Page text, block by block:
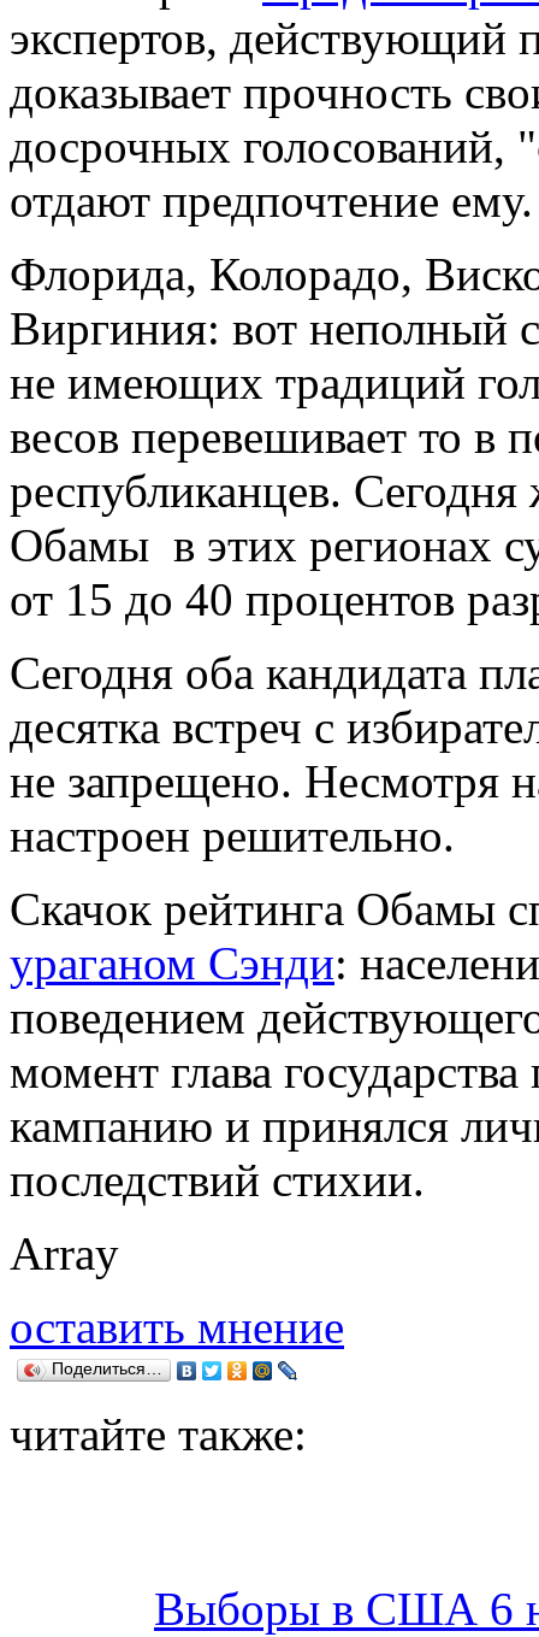
экспертов,
доказывает прочность
досрочных
отдают предпочтение ему.
Флорида, Колорадо,
Виргиния: вот неполный
не имеющих традиций
весов перевешивает то в
республиканцев.
Обамы в этих регионах
от 15 до 40 процентов
Сегодня оба кандидата
десятка встреч с
не запрещено. Несмотря
настроен решительно.
Скачок рейтинга Обамы
ураганом Сэнди:
поведением
момент глава
кампанию и принялся
последствий стихии.
Array
оставить мнение
Поделиться…
читайте также:
Выборы в США 6